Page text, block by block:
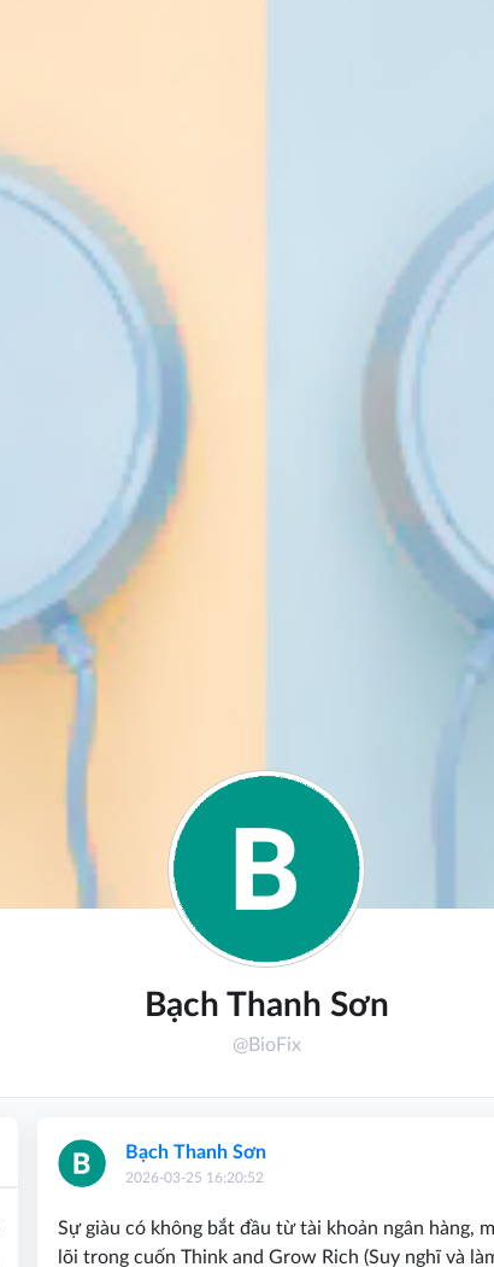
Bạch Thanh Sơn
@BioFix
Bạch Thanh Sơn
2026-03-25 16:20:52
Sự giàu có không bắt đầu từ tài khoản ngân hàng,
lõi trong cuốn Think and Grow Rich (Suy nghĩ và